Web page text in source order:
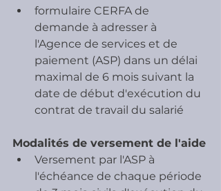
formulaire CERFA de
demande à adresser à
l'Agence de services et de
paiement (ASP) dans un délai
maximal de 6 mois suivant la
date de début d'exécution du
contrat de travail du salarié
Modalités de versement de l'aide
Versement par l'ASP à
l'échéance de chaque période